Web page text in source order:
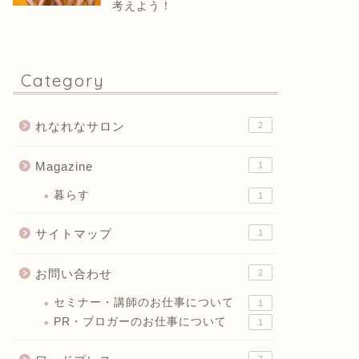
考えよう！
Category
れなれなサロン 2
Magazine 1
暮らす 1
サイトマップ 1
お問い合わせ 2
セミナー・講師のお仕事について 1
PR・ブロガーのお仕事について 1